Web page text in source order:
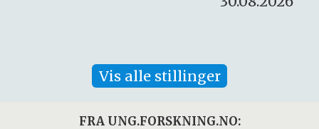
Vis alle stillinger
FRA UNG.FORSKNING.NO: